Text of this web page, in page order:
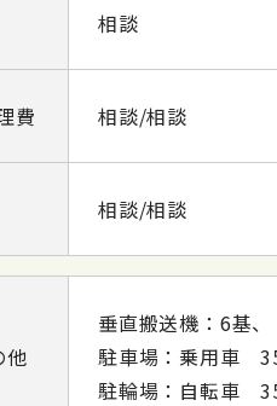
相談
費 相談/相談
相談/相談
他
垂直搬送機：6基
駐車場：乗用車
駐輪場：自転車